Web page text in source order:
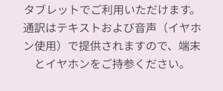
タブレットでご利用いただけます。
通訳はテキストおよび音声（イヤホ
ン使用）で提供されますので、端末
とイヤホンをご持参ください。